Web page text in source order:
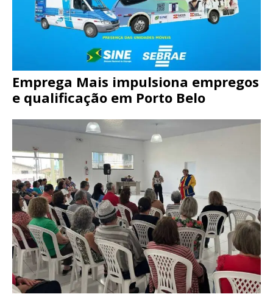
Emprega Mais impulsiona empregos
e qualificação em Porto Belo